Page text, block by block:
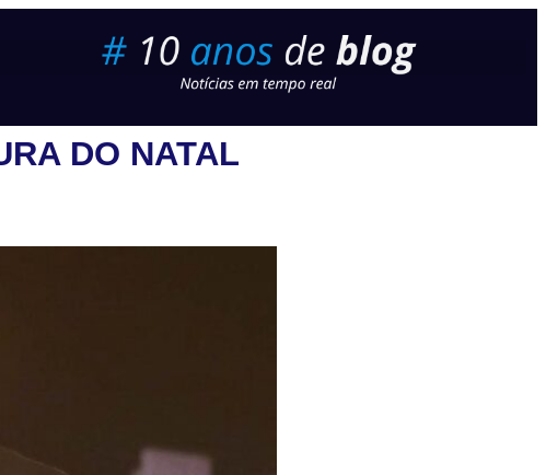
DO NATAL